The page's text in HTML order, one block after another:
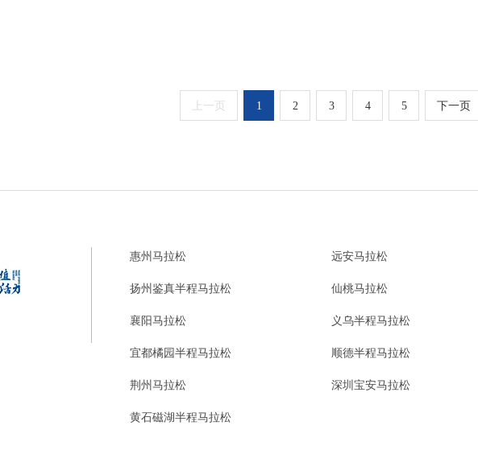
上一页 1 2 3 4 5 下一页
惠州马拉松 远安马拉松
扬州鉴真半程马拉松 仙桃马拉松
襄阳马拉松 义乌半程马拉松
宜都橘园半程马拉松 顺德半程马拉松
荆州马拉松 深圳宝安马拉松
黄石磁湖半程马拉松